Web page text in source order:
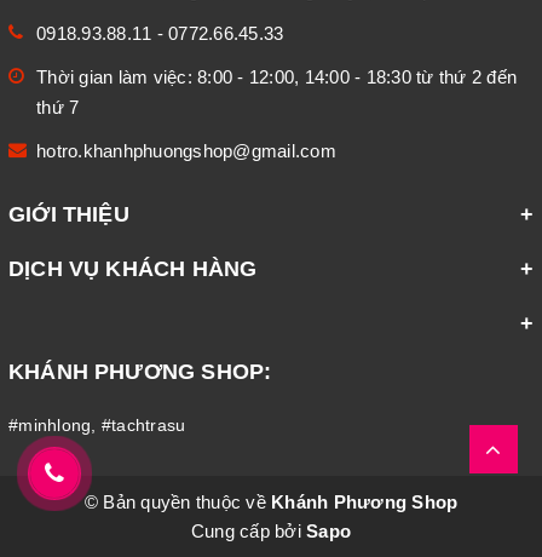
0918.93.88.11 - 0772.66.45.33
Thời gian làm việc: 8:00 - 12:00, 14:00 - 18:30 từ thứ 2 đến
thứ 7
hotro.khanhphuongshop@gmail.com
GIỚI THIỆU
DỊCH VỤ KHÁCH HÀNG
KHÁNH PHƯƠNG SHOP:
#minhlong, #tachtrasu
© Bản quyền thuộc về Khánh Phương Shop
Cung cấp bởiSapo